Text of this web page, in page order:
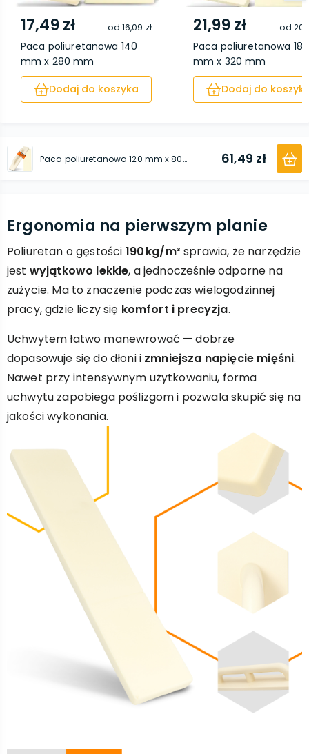
17,49 zł od 16,09 zł
Paca poliuretanowa 140
mm x 280 mm
Dodaj do koszyka
21,99 zł od
Paca poliuretanowa 180
mm x 320 mm
Dodaj do
Paca poliuretanowa 120 mm x 800 mm 61,49 zł
Ergonomia na pierwszym planie
Poliuretan o gęstości 190 kg/m³ sprawia, że narzędzie
jest wyjątkowo lekkie, a jednocześnie odporne na
zużycie. Ma to znaczenie podczas wielogodzinnej
pracy, gdzie liczy się komfort i precyzja.
Uchwytem łatwo manewrować — dobrze
dopasowuje się do dłoni i zmniejsza napięcie mięśni.
Nawet przy intensywnym użytkowaniu, forma
uchwytu zapobiega poślizgom i pozwala skupić się na
jakości wykonania.